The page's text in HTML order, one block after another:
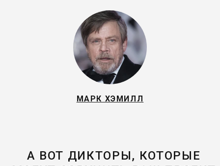
МАРК ХЭМИЛЛ
А ВОТ ДИКТОРЫ, КОТОРЫЕ